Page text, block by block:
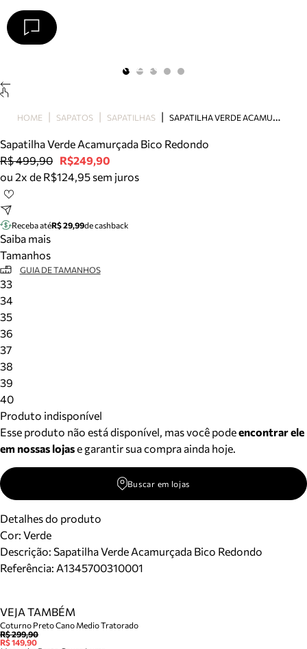
Papete
Scarpin
Mocassim
Bolsa
Tênis
Mule
Rasteira
Precisa de ajuda?
Arezzo
HOME SAPATOS SAPATILHAS S
APATILHA VERDE ACAMURÇADA BICO REDONDO
Sapatilha Verde Acamurçada Bico Redondo
R$ 499,90 R$249,90
ou 2x de R$124,95 sem juros
Receba atéR$ 29,99de cashback
Saiba mais
Tamanhos
GUIA DE TAMANHOS
33
34
35
36
37
38
39
40
Produto indisponível
Esse produto não está disponível, mas você podeencontrar ele
em nossas lojase garantir sua compra ainda hoje.
Buscar em lojas
Detalhes do produto
Cor: Verde
Descrição: Sapatilha Verde Acamurçada Bico Redondo
Referência: A1345700310001
VEJA TAMBÉM
Coturno Preto Cano Medio Tratorado
R$ 299,90
R$ 149,90